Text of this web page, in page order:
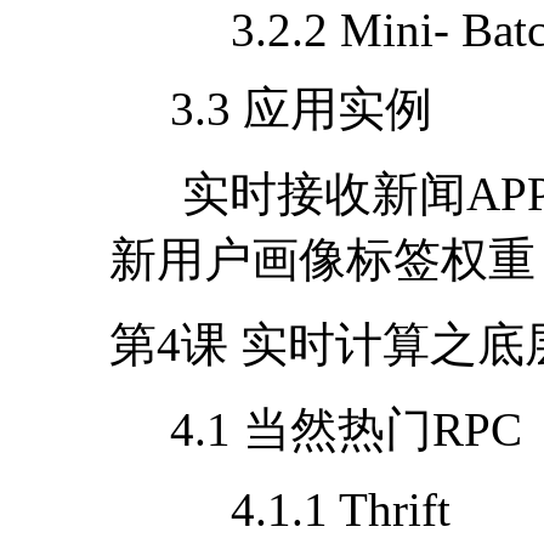
3.2.2 Mini-
3.3 应用实例
实时接收新闻
新用户画像标签权重
第4课 实时计算之底
4.1 当然热门RPC
4.1.1 Thrift